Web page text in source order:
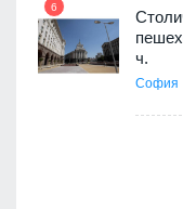
6
ч.
София